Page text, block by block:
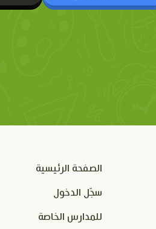
الصفحة الرئيسية
سجّل الدخول
للمدارس الخاصة